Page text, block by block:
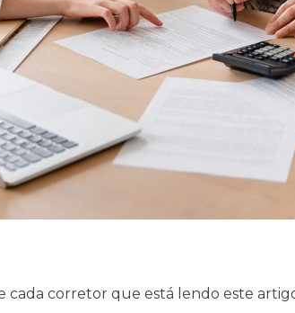
corretor que está lendo este